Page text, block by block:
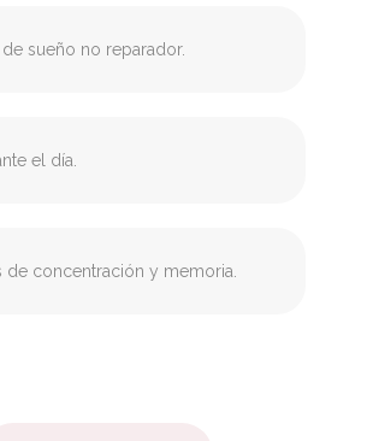
sueño no reparador.
el día.
de concentración y memoria.